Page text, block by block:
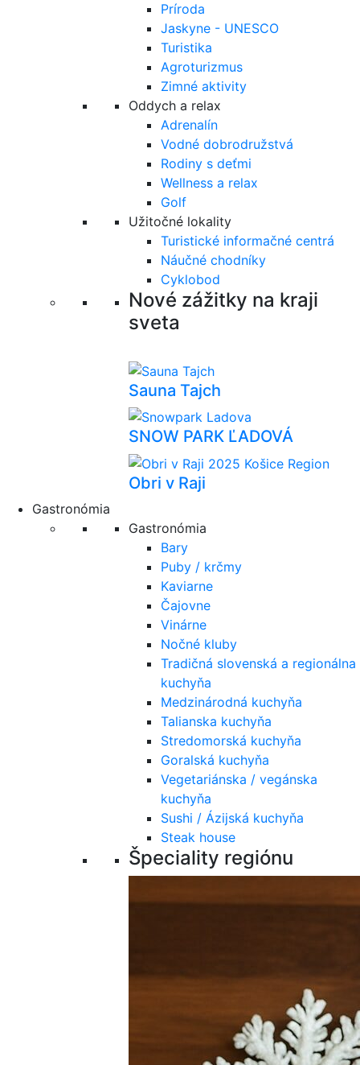
Príroda
Jaskyne - UNESCO
Turistika
Agroturizmus
Zimné aktivity
Oddych a relax
Adrenalín
Vodné dobrodružstvá
Rodiny s deťmi
Wellness a relax
Golf
Užitočné lokality
Turistické informačné centrá
Náučné chodníky
Cyklobod
Nové zážitky na kraji
sveta
Sauna Tajch
SNOW PARK ĽADOVÁ
Obri v Raji
Gastronómia
Gastronómia
Bary
Puby / krčmy
Kaviarne
Čajovne
Vinárne
Nočné kluby
Tradičná slovenská a regionálna
kuchyňa
Medzinárodná kuchyňa
Talianska kuchyňa
Stredomorská kuchyňa
Goralská kuchyňa
Vegetariánska / vegánska
kuchyňa
Sushi / Ázijská kuchyňa
Steak house
Špeciality regiónu